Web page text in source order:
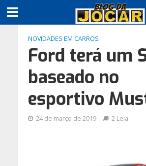
NOVIDADES EM CARROS
Ford terá um
baseado no
esportivo
24 de março de 2019 2 Leia